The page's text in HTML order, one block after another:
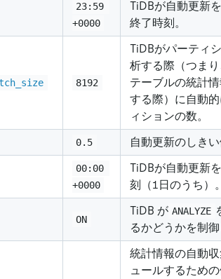
23:59
+0000
TiDBが自動更新
終了時刻。
8192
TiDBがパーティ
析する際（つま
テーブルの統計
する際）に自動
ィションの数。
0.5 自動更新のしきい
00:00
+0000
TiDBが自動更新
刻（1日のうち）。
ON
TiDB が ANALYZE
るかどうかを制御
統計情報の自動
ュールするため